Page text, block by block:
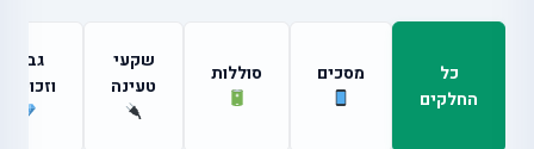
כל
החלקים
מסכים סוללות
שקעי
טעינה
גבים